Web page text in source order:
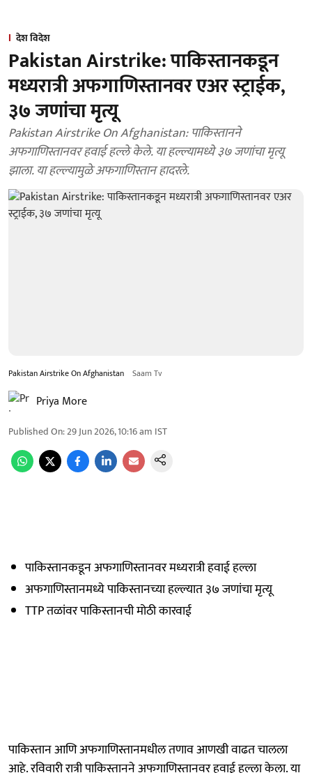
देश विदेश
Pakistan Airstrike: पाकिस्तानकडून
मध्यरात्री अफगाणिस्तानवर एअर स्ट्राईक,
३७ जणांचा मृत्यू
Pakistan Airstrike On Afghanistan: पाकिस्तानने
अफगाणिस्तानवर हवाई हल्ले केले. या हल्ल्यामध्ये ३७ जणांचा मृत्यू
झाला. या हल्ल्यामुळे अफगाणिस्तान हादरले.
Pakistan Airstrike On Afghanistan Saam Tv
Priya More
Published On:29 Jun 2026, 10:16 am IST
पाकिस्तानकडून अफगाणिस्तानवर मध्यरात्री हवाई हल्ला
अफगाणिस्तानमध्ये पाकिस्तानच्या हल्ल्यात ३७ जणांचा मृत्यू
TTP तळांवर पाकिस्तानची मोठी कारवाई
पाकिस्तान आणि अफगाणिस्तानमधील तणाव आणखी वाढत चालला
आहे. रविवारी रात्री पाकिस्तानने अफगाणिस्तानवर हवाई हल्ला केला. या